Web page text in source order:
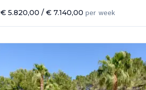
€ 5.820,00 / € 7.140,00 per week